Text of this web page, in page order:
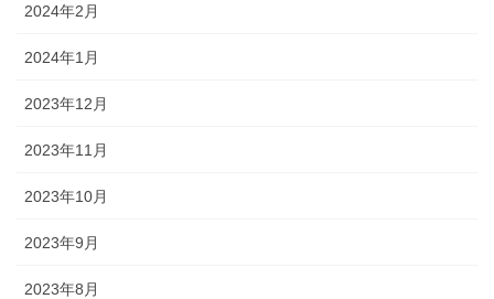
2024年2月
2024年1月
2023年12月
2023年11月
2023年10月
2023年9月
2023年8月